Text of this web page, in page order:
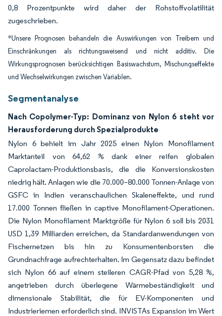
0,8 Prozentpunkte wird daher der Rohstoffvolatilität
zugeschrieben.
*Unsere Prognosen behandeln die Auswirkungen von Treibern und
Einschränkungen als richtungsweisend und nicht additiv. Die
Wirkungsprognosen berücksichtigen Basiswachstum, Mischungseffekte
und Wechselwirkungen zwischen Variablen.
Segmentanalyse
Nach Copolymer-Typ: Dominanz von Nylon 6 steht vor
Herausforderung durch Spezialprodukte
Nylon 6 behielt im Jahr 2025 einen Nylon Monofilament
Marktanteil von 64,62 % dank einer reifen globalen
Caprolactam-Produktionsbasis, die die Konversionskosten
niedrig hält. Anlagen wie die 70.000–80.000 Tonnen-Anlage von
GSFC in Indien veranschaulichen Skaleneffekte, und rund
17.000 Tonnen fließen in captive Monofilament-Operationen.
Die Nylon Monofilament Marktgröße für Nylon 6 soll bis 2031
USD 1,39 Milliarden erreichen, da Standardanwendungen von
Fischernetzen bis hin zu Konsumentenborsten die
Grundnachfrage aufrechterhalten. Im Gegensatz dazu befindet
sich Nylon 66 auf einem steileren CAGR-Pfad von 5,28 %,
angetrieben durch überlegene Wärmebeständigkeit und
dimensionale Stabilität, die für EV-Komponenten und
Industrieriemen erforderlich sind. INVISTAs Expansion im Wert